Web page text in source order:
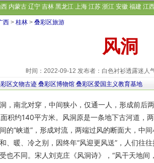
西 内蒙古 辽宁 吉林 黑龙江 上海 江苏 浙江 安徽 福建 江
西 > 桂林 > 叠彩区旅游
风洞
时间：2022-09-12 发布者：白色衬衫透露迷人
区文物古迹 叠彩区博物馆 叠彩区爱国主义教育基地
南北对穿，中间狭小，仅通一人，形成前后
积约140平方米。风洞原是一条地下古河道，
的“峡道”，形成对流，两端过风的断面大，中
、暖、冷之别，因终年“风迎更风送”，人们往
也不同。宋人刘克庄《风洞诗》，“风干天地间